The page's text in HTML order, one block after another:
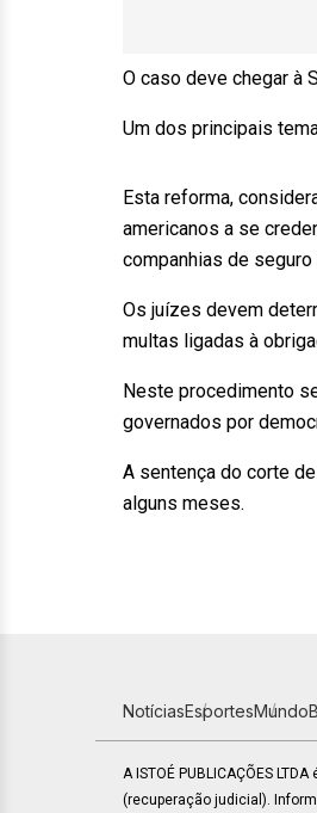
O caso deve chegar à
Um dos principais
Esta reforma,
americanos a se
companhias de
Os juízes devem
multas ligadas à
Neste procedimento
governados por
A sentença do corte
alguns meses.
NotíciasEsportesMundo
A ISTOÉ PUBLICAÇÕES
(recuperação judicial).